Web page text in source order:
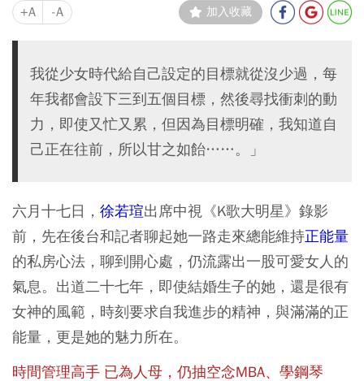
+A -A 加入收藏
我從少女時代給自己設定的目標就從沒少過，每
年我都會設下三到五個目標，然後尋找衝刺的動
力，即使又忙又累，但因為目標明確，我知道自
己正在往前，所以甘之如飴……。」
六月十七日， 徐若瑄出席中視《K歌大明星》錄影
前，先在後台和記者聊起她一路走來總能維持正能量
的私房心法，聊到開心處，仍流露出一股可愛女人的
氣息。出道二十七年，即使結婚生子的她，還是很有
女神的風範，時刻要求自我進步的精神，與滿滿的正
能量，更是她的魅力所在。
時間管理高手 已為人母，仍抽空念MBA、學鋼琴